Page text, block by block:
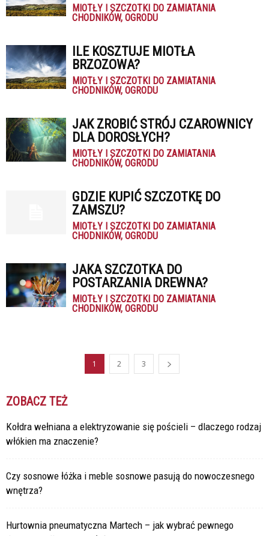
MIOTŁY I SZCZOTKI DO ZAMIATANIA
CHODNIKÓW, OGRODU
ILE KOSZTUJE MIOTŁA
BRZOZOWA?
MIOTŁY I SZCZOTKI DO ZAMIATANIA
CHODNIKÓW, OGRODU
JAK ZROBIĆ STRÓJ CZAROWNICY
DLA DOROSŁYCH?
MIOTŁY I SZCZOTKI DO ZAMIATANIA
CHODNIKÓW, OGRODU
GDZIE KUPIĆ SZCZOTKĘ DO
ZAMSZU?
MIOTŁY I SZCZOTKI DO ZAMIATANIA
CHODNIKÓW, OGRODU
JAKA SZCZOTKA DO
POSTARZANIA DREWNA?
MIOTŁY I SZCZOTKI DO ZAMIATANIA
CHODNIKÓW, OGRODU
1 2 3
ZOBACZ TEŻ
Kołdra wełniana a elektryzowanie się pościeli – dlaczego rodzaj
włókien ma znaczenie?
Czy sosnowe łóżka i meble sosnowe pasują do nowoczesnego
wnętrza?
Hurtownia pneumatyczna Martech – jak wybrać pewnego